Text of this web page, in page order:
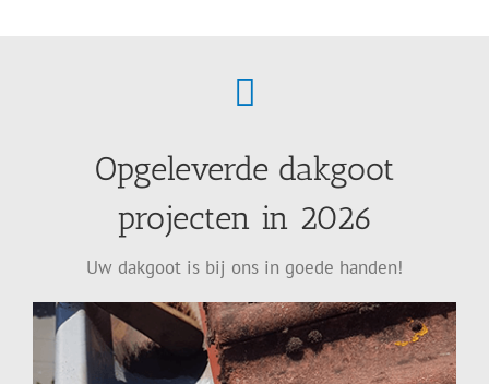
Opgeleverde dakgoot
projecten in 2026
Uw dakgoot is bij ons in goede handen!